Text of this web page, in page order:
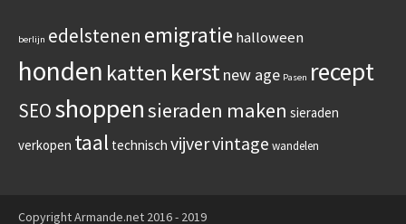
berlijn edelstenen emigratie halloween
honden katten kerstnew age Pasen recept
SEOshoppensieraden maken sieraden
verkopen taal technisch vijvervintage wandelen
Copyright Armande.net 2016 - 2019